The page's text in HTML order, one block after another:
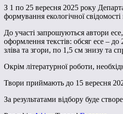
З 1 по 25 вересня 2025 року
формування екологічної
До участі запрошуються автори
оформлення текстів: обсяг есе –
зліва та згори, по 1,5 см знизу та
Окрім літературної роботи,
Твори приймають до 15 вересня
За результатами відбору буде